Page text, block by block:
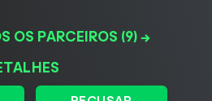
OS PARCEIROS (9) →